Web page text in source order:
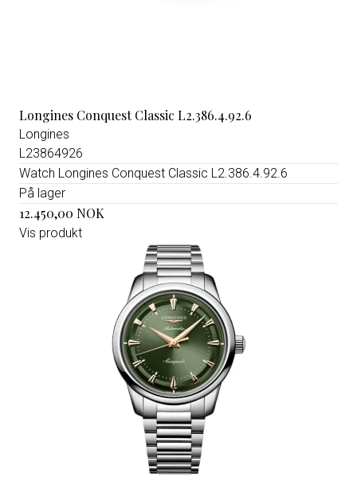
Longines Conquest Classic L2.386.4.92.6
Longines
L23864926
Watch Longines Conquest Classic L2.386.4.92.6
På lager
12.450,00 NOK
Vis produkt